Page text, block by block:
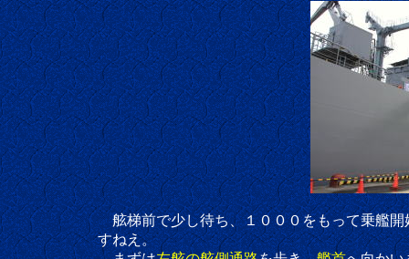
舷梯前で少し待ち、１０００をもって乗艦開
すねえ。